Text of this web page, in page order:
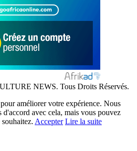
NEWS. Tous Droits Réservés.
améliorer votre expérience. Nous
d'accord avec cela, mais vous pouvez
Accepter Lire la suite